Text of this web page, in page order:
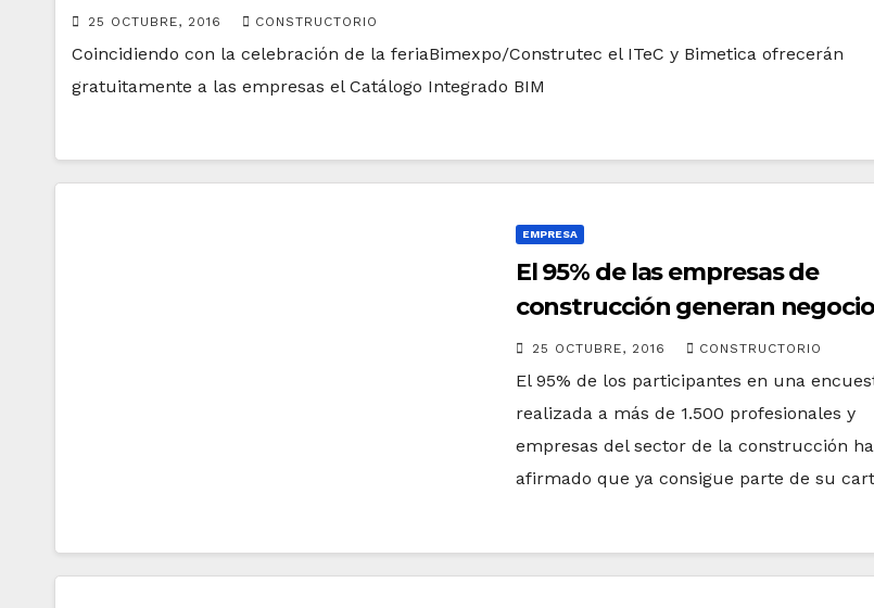
25 OCTUBRE, 2016 CONSTRUCTORIO
Coincidiendo con la celebración de la feriaBimexpo/Construtec el ITeC y Bimetica ofrecerán
gratuitamente a las empresas el Catálogo Integrado BIM
EMPRESA
El 95% de las empresas de
construcción generan negocio
online
25 OCTUBRE, 2016 CONSTRUCTORIO
El 95% de los participantes en una
realizada a más de 1.500 profesionales y
empresas del sector de la construcción ha
afirmado que ya consigue parte de su